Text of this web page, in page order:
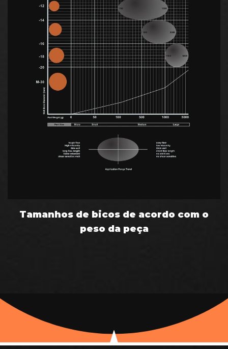
Tamanhos de bicos de acordo com o
peso da peça